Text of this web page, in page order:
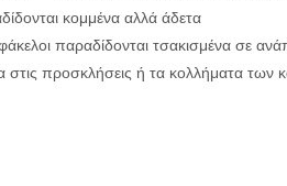
κομμένα αλλά άδετα
παραδίδονται τσακισμένα σε
στις προσκλήσεις ή τα κολλήματα των